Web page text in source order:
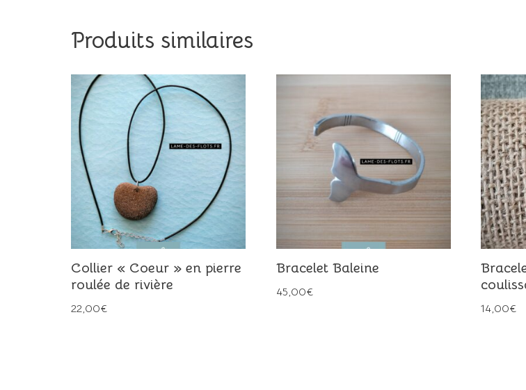
Produits similaires
Collier « Coeur » en pierre
roulée de rivière
22,00€
Bracelet Baleine
45,00€
14,00€